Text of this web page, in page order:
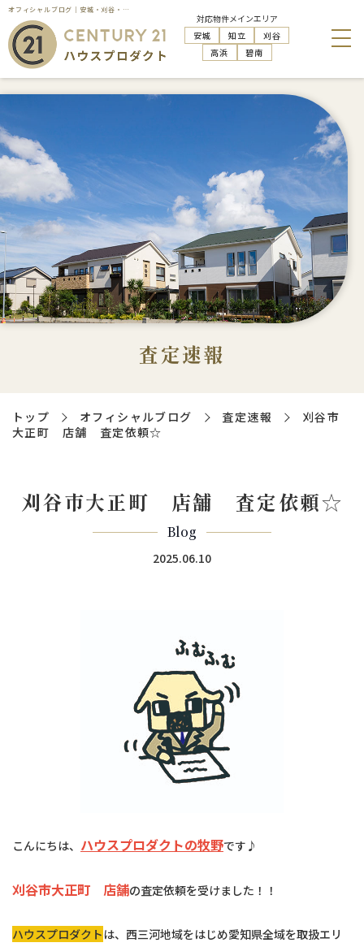
オフィシャルブログ｜安城・刈谷・知立・高浜の不動産売却はハウスプロダクト
対応物件メインエリア
安城
知立
刈谷
高浜
碧南
査定速報
トップ オフィシャルブログ 査定速報
刈谷市
大正町 店舗 査定依頼☆
刈谷市大正町 店舗 査定依頼☆
Blog
2025.06.10
こんにちは、 ハウスプロダクトの牧野です♪
刈谷市大正町 店舗の査定依頼を受けました！！
ハウスプロダクトは、西三河地域をはじめ愛知県全域を取扱エリ